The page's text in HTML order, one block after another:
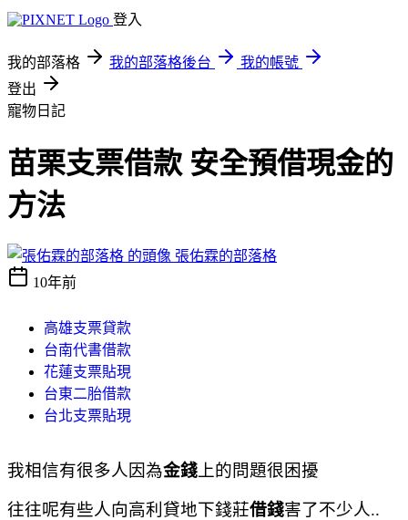
登入
我的部落格 我的部落格後台
我的帳號
登出
寵物日記
苗栗支票借款 安全預借現金的
方法
張佑霖的部落格
10年前
高雄支票貸款
台南代書借款
花蓮支票貼現
台東二胎借款
台北支票貼現
我相信有很多人因為金錢 上的問題很困擾
往往呢有些人向高利貸地下錢莊借錢害了不少人..